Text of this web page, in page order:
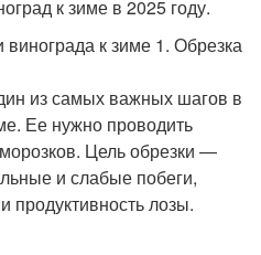
к зиме в 2025 году.
к зиме 1. Обрезка
из самых важных шагов в
Ее нужно проводить
Цель обрезки —
и слабые побеги,
продуктивность лозы.